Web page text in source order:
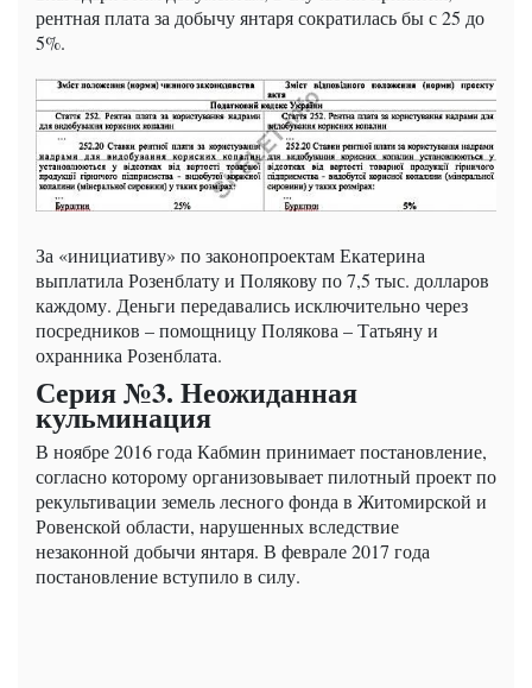
рентная плата за добычу янтаря сократилась бы с 25 до
5%.
За «инициативу» по законопроектам Екатерина
выплатила Розенблату и Полякову по 7,5 тыс. долларов
каждому. Деньги передавались исключительно через
посредников – помощницу Полякова – Татьяну и
охранника Розенблата.
Серия №3. Неожиданная
кульминация
В ноябре 2016 года Кабмин принимает постановление,
согласно которому организовывает пилотный проект по
рекультивации земель лесного фонда в Житомирской и
Ровенской области, нарушенных вследствие
незаконной добычи янтаря. В феврале 2017 года
постановление вступило в силу.